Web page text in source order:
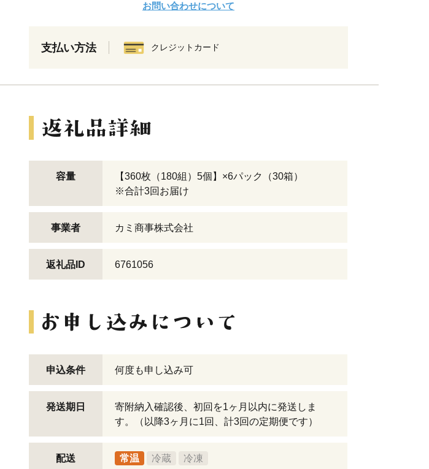
お問い合わせについて
支払い方法 クレジットカード
容量
【360枚（180組）5個】×6パック（30箱）
※合計3回お届け
事業者 カミ商事株式会社
返礼品ID 6761056
申込条件 何度も申し込み可
発送期日
寄附納入確認後、初回を1ヶ月以内に発送しま
す。（以降3ヶ月に1回、計3回の定期便です）
配送 常温 冷蔵 冷凍